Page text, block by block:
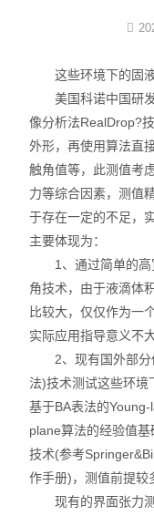
界面弹性系数仪
表面清洁度分析
位移及其控制系
光谱色谱分析仪
TOF相机（Time
这些环境下的固液
美国科诺中国研发
像分析法RealDrop?
外形，再使用算法直
触角值等，此测值考
力等综合因素，测值
于存在一定的不足，
主要体现为：
1、通过简单的高
角技术，由于液滴体
比较大，仅仅作为一
实际应用指导意义不大
2、现有国外部分
法)技术测试这些环境
基于BA表法的
plane算法的经验值
技术(参考
作手册)，测值前提较
现有的界面张力测